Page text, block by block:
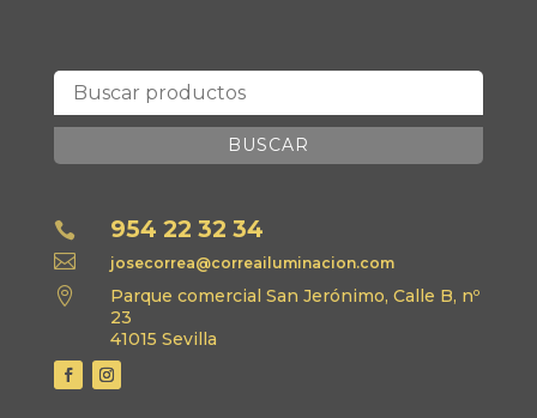
BUSCAR
 954 22 32 34
 josecorrea@correailuminacion.com

Parque comercial San Jerónimo, Calle B, nº
23
41015 Sevilla